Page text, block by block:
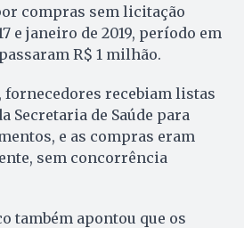
compras sem licitação
e janeiro de 2019, período em
R$ 1 milhão.
fornecedores recebiam listas
Secretaria de Saúde para
e as compras eram
sem concorrência
também apontou que os